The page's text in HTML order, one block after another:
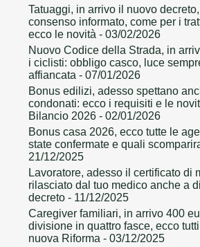
Tatuaggi, in arrivo il nuovo decreto,
consenso informato, come per i
ecco le novità - 03/02/2026
Nuovo Codice della Strada, in
i ciclisti: obbligo casco, luce
affiancata - 07/01/2026
Bonus edilizi, adesso spettano
condonati: ecco i requisiti e le
Bilancio 2026 - 02/01/2026
Bonus casa 2026, ecco tutte le
state confermate e quali
21/12/2025
Lavoratore, adesso il certificato di
rilasciato dal tuo medico anche a
decreto - 11/12/2025
Caregiver familiari, in arrivo 400
divisione in quattro fasce, ecco
nuova Riforma - 03/12/2025